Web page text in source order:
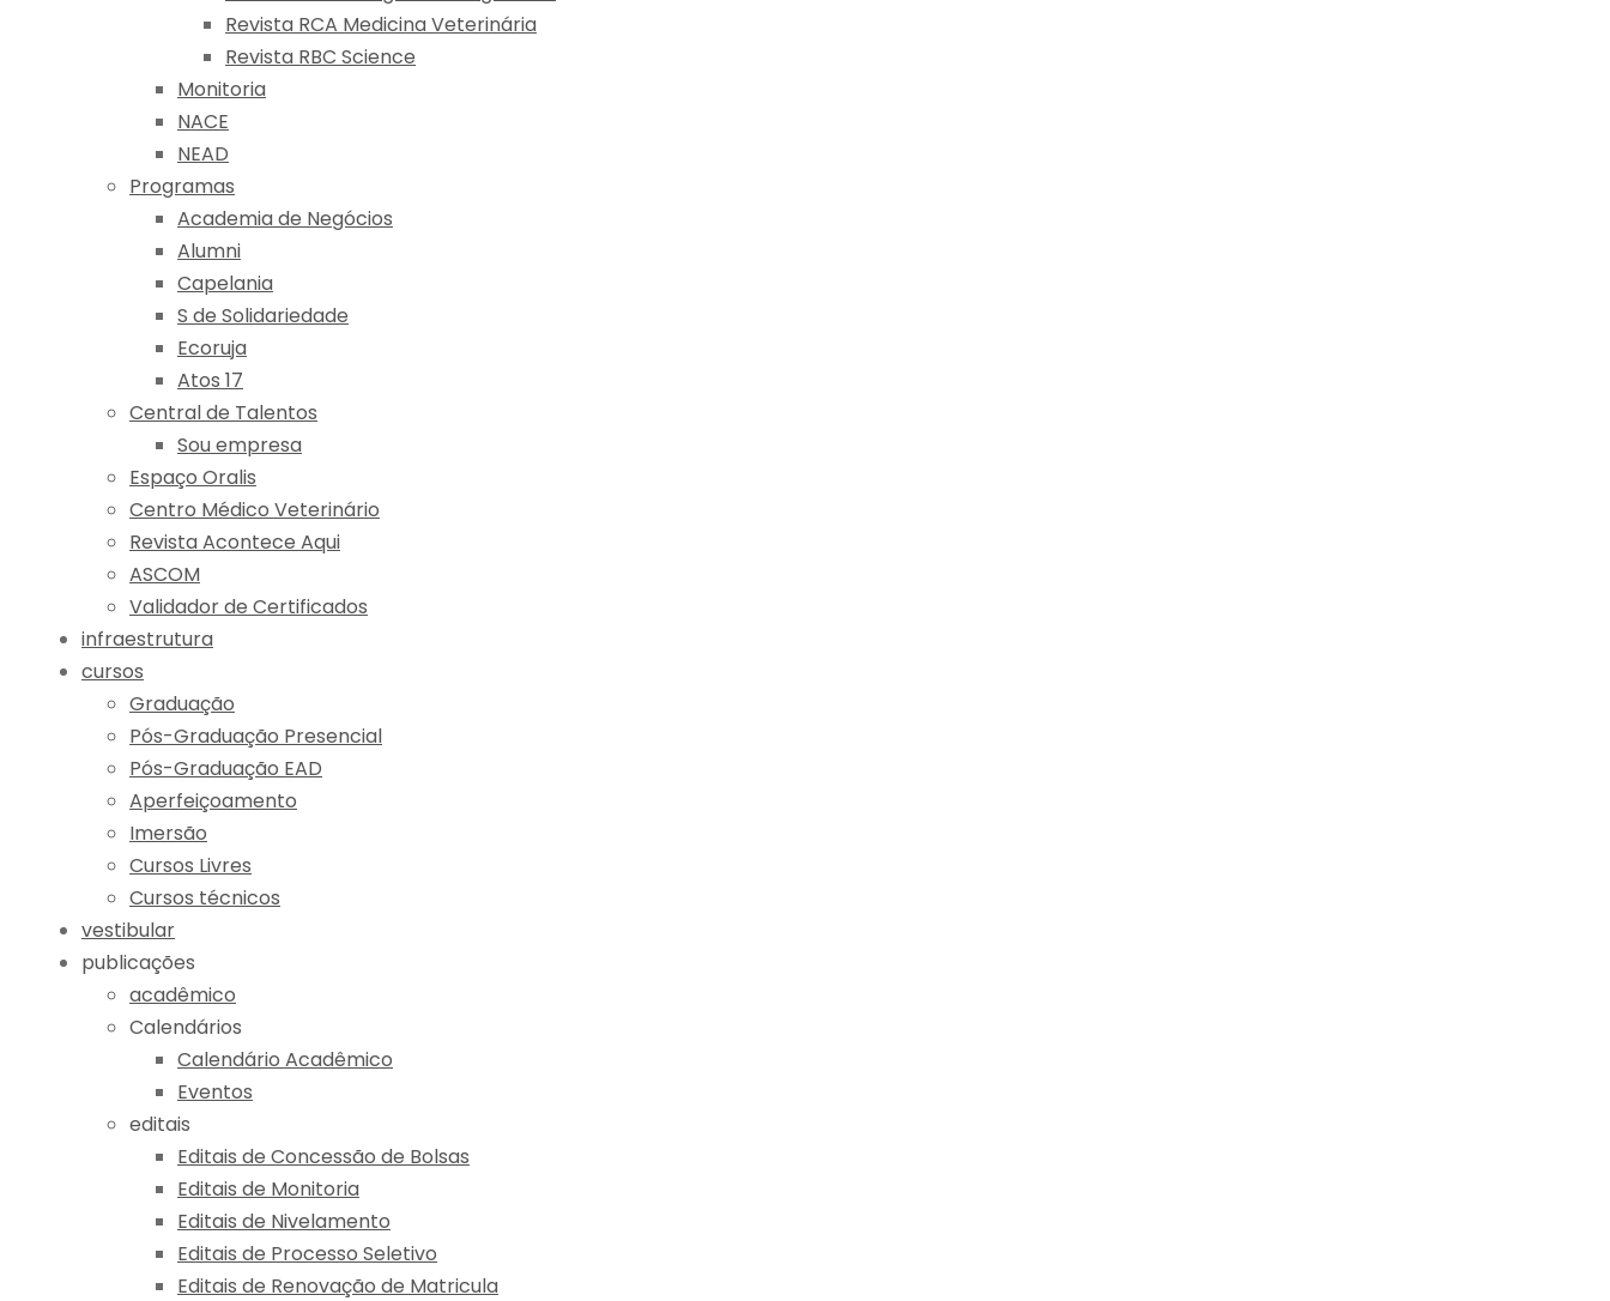
Revista RCA Medicina Veterinária
Revista RBC Science
Monitoria
NACE
NEAD
Programas
Academia de Negócios
Alumni
Capelania
S de Solidariedade
Ecoruja
Atos 17
Central de Talentos
Sou empresa
Espaço Oralis
Centro Médico Veterinário
Revista Acontece Aqui
ASCOM
Validador de Certificados
infraestrutura
cursos
Graduação
Pós-Graduação Presencial
Pós-Graduação EAD
Aperfeiçoamento
Imersão
Cursos Livres
Cursos técnicos
vestibular
publicações
acadêmico
Calendários
Calendário Acadêmico
Eventos
editais
Editais de Concessão de Bolsas
Editais de Monitoria
Editais de Nivelamento
Editais de Processo Seletivo
Editais de Renovação de Matricula